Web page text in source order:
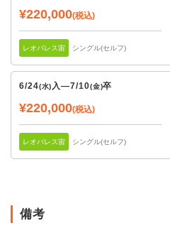
¥220,000(税込)
レオパレス宙 シングル(セルフ)
6/24(水) 入—7/10(金)卒
¥220,000(税込)
レオパレス宙 シングル(セルフ)
備考